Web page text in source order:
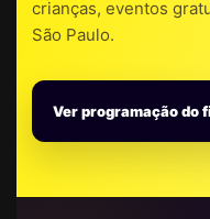
crianças, eventos
São Paulo.
Ver programação do